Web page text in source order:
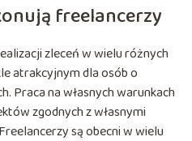
freelancerzy
zleceń w wielu różnych
atrakcyjnym dla osób o
Praca na własnych warunkach
zgodnych z własnymi
są obecni w wielu